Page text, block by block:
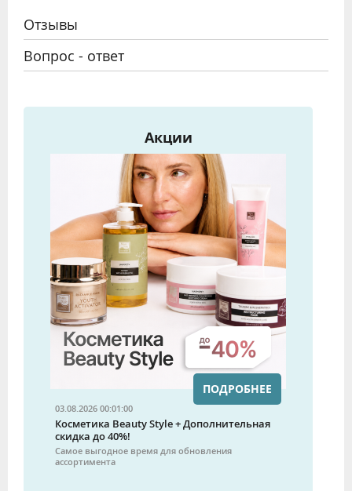
Отзывы
Вопрос - ответ
Акции
03.08.2026 00:01:00
Косметика Beauty Style + Дополнительная
скидка до 40%!
Самое выгодное время для обновления
ассортимента
ПОДРОБНЕЕ